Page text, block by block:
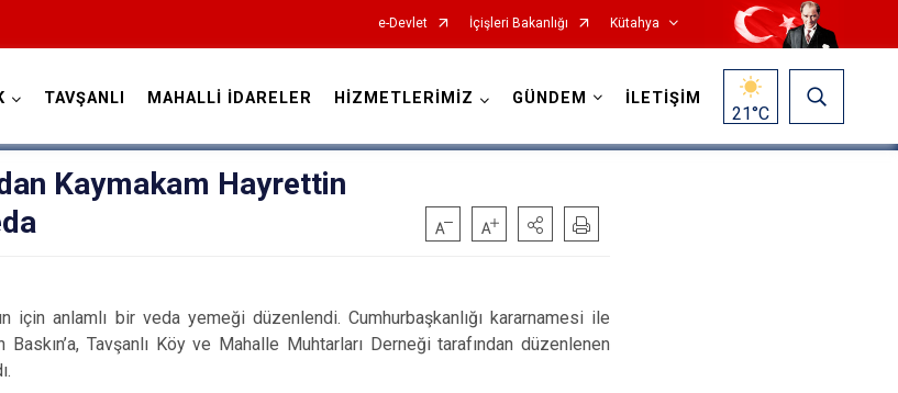
e-Devlet İçişleri Bakanlığı Kütahya
TAVŞANLI MAHALLİ İDARELER HİZMETLERİMİZ GÜNDEM İLETİŞİM
21°C
Kaymakam Hayrettin
için anlamlı bir veda yemeği düzenlendi. Cumhurbaşkanlığı kararnamesi ile
Tavşanlı Köy ve Mahalle Muhtarları Derneği tarafından düzenlenen